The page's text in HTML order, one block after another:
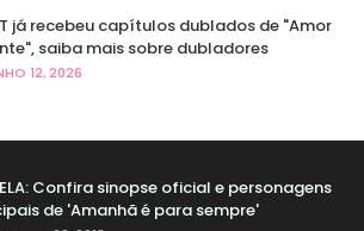
já recebeu capítulos dublados de "Amor
saiba mais sobre dubladores
12, 2026
Confira sinopse oficial e personagens
de 'Amanhã é para sempre'